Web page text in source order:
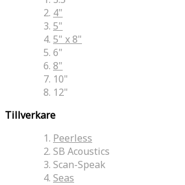
4"
5"
5" x 8"
6"
8"
10"
12"
Tillverkare
Peerless
SB Acoustics
Scan-Speak
Seas